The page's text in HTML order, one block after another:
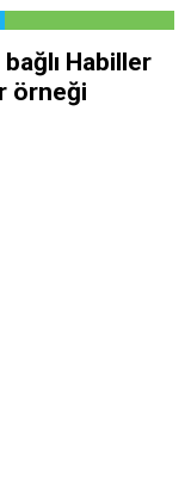
Habiller
örneği